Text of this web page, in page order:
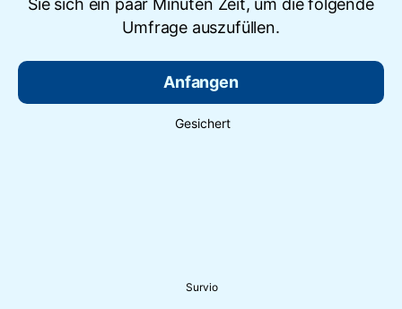
Sie sich ein paar Minuten Zeit, um die folgende
Umfrage auszufüllen.
Anfangen
Gesichert
Survio